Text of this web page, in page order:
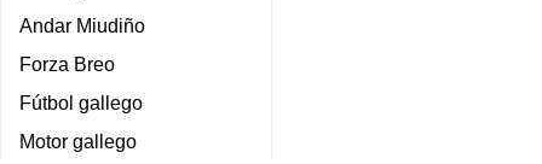
Andar Miudiño
Forza Breo
Fútbol gallego
Motor gallego